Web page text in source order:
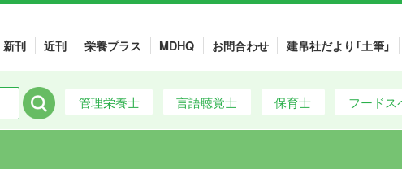
新刊 近刊 栄養プラス MDHQ お問合わせ 建帛社だより「土筆」
管理栄養士 言語聴覚士 保育士 フードス